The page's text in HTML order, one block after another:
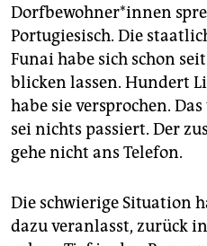
Dorf­be­woh­ne­r*in­nen
Portugiesisch. Die
Funai habe sich schon
blicken lassen. Hundert
habe sie versprochen.
sei nichts passiert. Der
gehe nicht ans Telefon.
Die schwierige Situation
dazu veranlasst, zurück